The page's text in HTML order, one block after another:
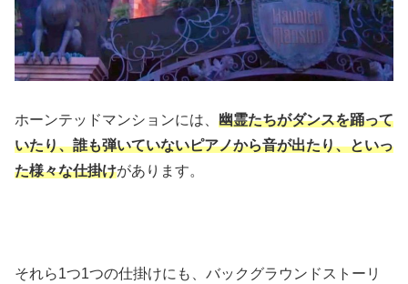
ホーンテッドマンションには、 幽霊たちがダンスを踊って
いたり、誰も弾いていないピアノから音が出たり、といっ
た様々な仕掛けがあります。
それら1つ1つの仕掛けにも、バックグラウンドストーリ